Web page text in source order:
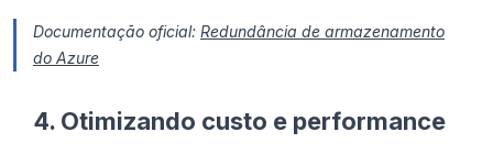
Documentação oficial: Redundância de armazenamento
do Azure
4. Otimizando custo e performance